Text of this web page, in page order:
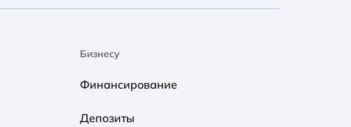
Обычный
A A
Средний Большой
Бизнесу
Финансирование
Депозиты